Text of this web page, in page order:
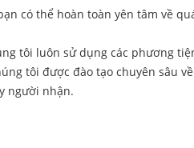
có thể hoàn toàn yên tâm về
tôi luôn sử dụng các phương
tôi được đào tạo chuyên sâu
người nhận.